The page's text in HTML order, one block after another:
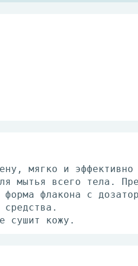
мягко и
мытья всего тела.
флакона с
средства.
сушит кожу.